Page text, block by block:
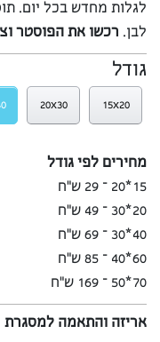
לגלות מחדש בכל יום.
לבן. רכשו את הפוסטר
גודל
15x20
20x30
מחירים לפי גודל
15*20 – 29 ש”ח
20*30 – 49 ש”ח
40*30 – 69 ש”ח
60*40 – 85 ש”ח
70*50 – 169 ש”ח
אריזה והתאמה למסגרת